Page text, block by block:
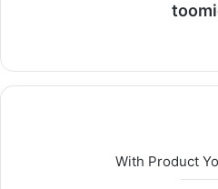
b
e
With Product